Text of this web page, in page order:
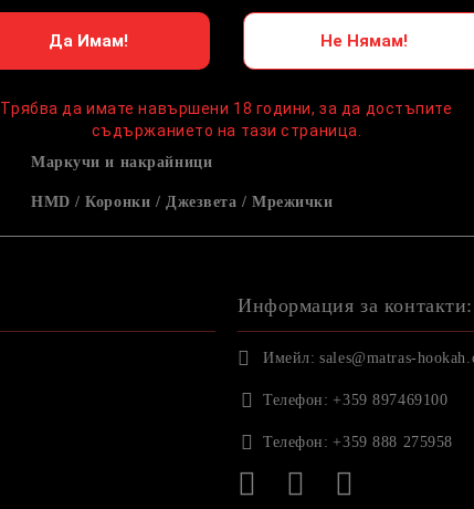
Маркучи и накрайници
HMD / Коронки / Джезвета / Мрежички
Информация за контакти:
Имейл: sales@matras-
Телефон: +359 897469100
Телефон: +359 888 275958
Да Имам! Не Нямам!
Трябва да имате навършени 18 години, за да достъпите
съдържанието на тази страница.